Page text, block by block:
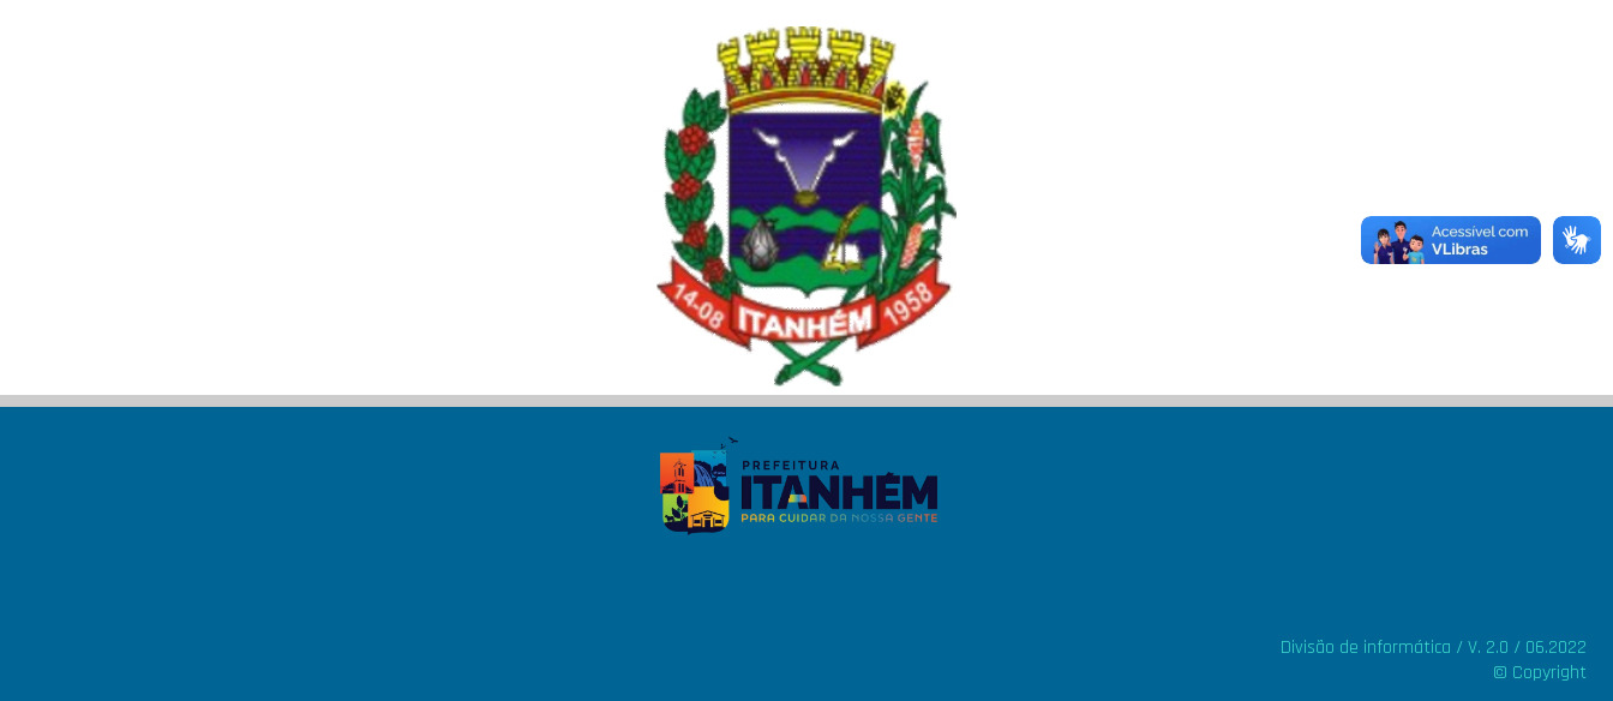
Divisão de informática / V. 2.0 / 06.2022
© Copyright